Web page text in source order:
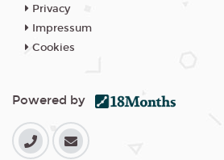
Privacy
Impressum
Cookies
Powered by